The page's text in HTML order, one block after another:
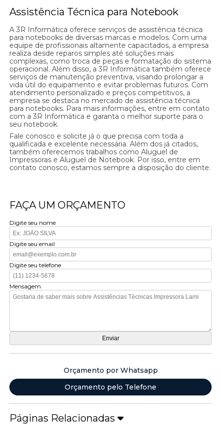
Assistência Técnica para Notebook
A 3R Informática oferece serviços de assistência técnica
para notebooks de diversas marcas e modelos. Com uma
equipe de profissionais altamente capacitados, a empresa
realiza desde reparos simples até soluções mais
complexas, como troca de peças e formatação do sistema
operacional. Além disso, a 3R Informática também oferece
serviços de manutenção preventiva, visando prolongar a
vida útil do equipamento e evitar problemas futuros. Com
atendimento personalizado e preços competitivos, a
empresa se destaca no mercado de assistência técnica
para notebooks. Para mais informações, entre em contato
com a 3R Informática e garanta o melhor suporte para o
seu notebook.
Fale conosco e solicite já o que precisa com toda a
qualificada e excelente necessária. Além dos já citados,
também oferecemos trabalhos como Aluguel de
Impressoras e Aluguel de Notebook. Por isso, entre em
contato conosco, estamos sempre a disposição do cliente.
FAÇA UM ORÇAMENTO
Digite seu nome
Digite seu email
Digite seu telefone
Mensagem
Orçamento por Whatsapp
Orçamento pelo Telefone
Páginas Relacionadas